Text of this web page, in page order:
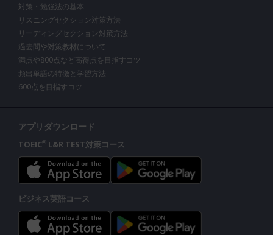
対策・勉強法の基本
リスニングセクション対策方法
リーディングセクション対策方法
過去問や対策教材について
満点や800点など高得点を目指すコツ
頻出単語の特徴と学習方法
600点を目指すコツ
アプリダウンロード
TOEIC ® L&R TEST対策コース
ビジネス英語コース